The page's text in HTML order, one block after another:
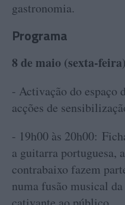
gastronomia.
Programa
8 de maio (sexta-
- Activação do espaço
acções de
- 19h00 às 20h00:
a guitarra portuguesa,
contrabaixo fazem
numa fusão musical